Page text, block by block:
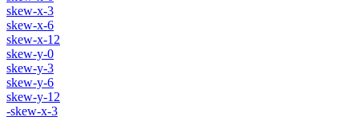
skew-x-3
skew-x-6
skew-x-12
skew-y-0
skew-y-3
skew-y-6
skew-y-12
-skew-x-3